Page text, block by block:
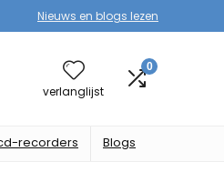
Nieuws en blogs lezen
verlanglijst
0
recorders Blogs